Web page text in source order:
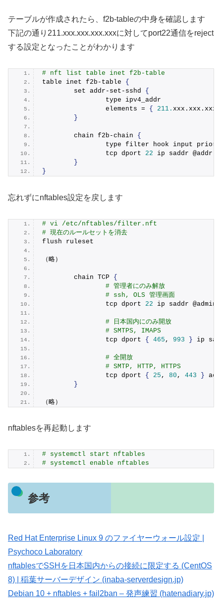
テーブルが作成されたら、f2b-tableの中身を確認します
下記の通り211.xxx.xxx.xxx.xxxに対してport22通信をreject
する設定となったことがわかります
# nft list table inet f2b-table
table inet f2b-table {
        set addr-set-sshd
{
                type ipv4_addr
                elements =
{ 211. xxx . xxx . xxx
}
        chain f2b-chain
{
type filter hook input
                tcp dport
22 ip saddr @addr-
}
}
忘れずにnftables設定を戻します
# vi /etc/nftables/filter.nft
# 現在のルールセットを消去
flush ruleset
（略）
        chain TCP
{
# 管理者にのみ解放
# ssh, OLS 管理画面
                tcp dport
22 ip saddr @admin
# 日本国内にのみ開放
# SMTPS, IMAPS
                tcp dport
{ 465 , 993 } ip
# 全開放
# SMTP, HTTP, HTTPS
                tcp dport
{ 25 , 80 , 443 }
}
（略）
nftablesを再起動します
# systemctl start nftables
# systemctl enable nftables
参考
Red Hat Enterprise Linux 9 のファイヤーウォール設定 |
Psychoco Laboratory
nftablesでSSHを日本国内からの接続に限定する (CentOS
8) | 稲葉サーバーデザイン (inaba-serverdesign.jp)
Debian 10 + nftables + fail2ban – 発声練習 (hatenadiary.jp)